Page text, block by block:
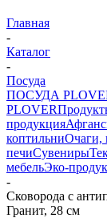
Главная
-
Каталог
-
Посуда
ПОСУДА
PLOVER
продукция
коптильниОчаги,
печиСувениры
мебельЭко-
-
Сковорода с
Гранит, 28 см